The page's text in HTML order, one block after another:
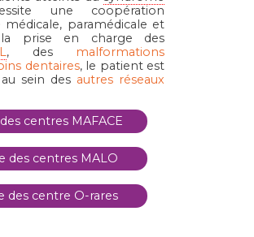
une coopération
médicale, paramédicale et
prise en charge des
, des malformations
dentaires, le patient est
sein des autres réseaux
centres MAFACE
des centres MALO
des centre O-rares